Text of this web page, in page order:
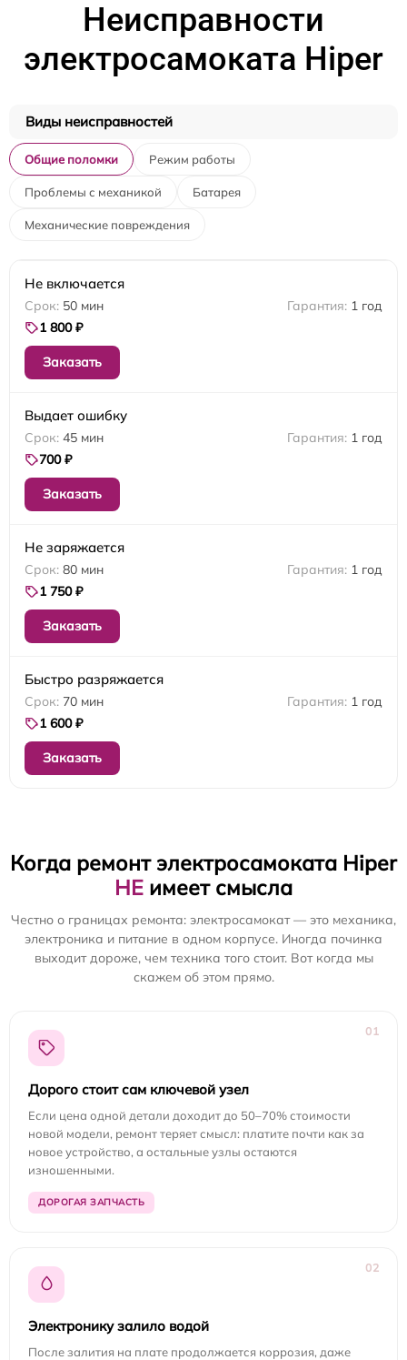
Неисправности
электросамоката Hiper
Виды неисправностей
Общие поломки Режим работы
Проблемы с механикой Батарея
Механические повреждения
Не включается
50 мин
1 год
1 800 ₽
Заказать
Выдает ошибку
45 мин
1 год
700 ₽
Заказать
Не заряжается
80 мин
1 год
1 750 ₽
Заказать
Быстро разряжается
70 мин
1 год
1 600 ₽
Заказать
Когда ремонт электросамоката Hiper
НЕ имеет смысла
Честно о границах ремонта: электросамокат — это механика,
электроника и питание в одном корпусе. Иногда починка
выходит дороже, чем техника того стоит. Вот когда мы
скажем об этом прямо.
01
Дорого стоит сам ключевой узел
Если цена одной детали доходит до 50–70% стоимости
новой модели, ремонт теряет смысл: платите почти как за
новое устройство, а остальные узлы остаются
изношенными.
ДОРОГАЯ ЗАПЧАСТЬ
02
Электронику залило водой
После залития на плате продолжается коррозия, даже